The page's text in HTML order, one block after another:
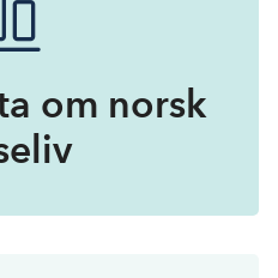
om norsk